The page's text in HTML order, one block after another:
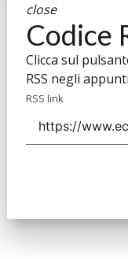
close
Codice
Clicca sul
RSS negli
RSS link